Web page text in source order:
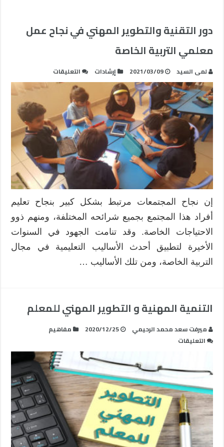
دور التقنية والتطوير المهني في نجاح عمل
معلمي التربية الخاصة
لمى السيد 2021/03/09 إرشادات التعليقات
دور
والتطوير
المهني
في
نجاح
معلمي
التربية
الخاصة
مغلقة
إن نجاح المجتمعات مرتبط بشكل كبير بنجاح تعليم
أفراد هذا المجتمع بجميع شرائحه المختلفة، ومنهم ذوو
الاحتياجات الخاصة. وقد تنامت الجهود في السنوات
الأخيرة لتطبيق أحدث الأساليب التعليمية في مجال
التربية الخاصة، ومن تلك الأساليب …
التنمية المهنية و التطوير المهني للمعلم
ميرفت سعد محمد الرحيمي 2020/12/25
مفاهيم
التعليقات
المهنية
و
التطوير
المهني
للمعلم
مغلقة